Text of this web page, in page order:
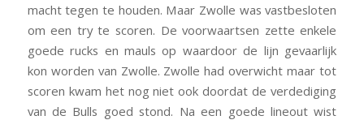
macht tegen te houden. Maar Zwolle was vastbesloten
om een try te scoren. De voorwaartsen zette enkele
goede rucks en mauls op waardoor de lijn gevaarlijk
kon worden van Zwolle. Zwolle had overwicht maar tot
scoren kwam het nog niet ook doordat de verdediging
van de Bulls goed stond. Na een goede lineout wist